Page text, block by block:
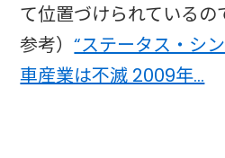
て位置づけられているの
参考）“ステータス・シ
車産業は不滅 2009年…